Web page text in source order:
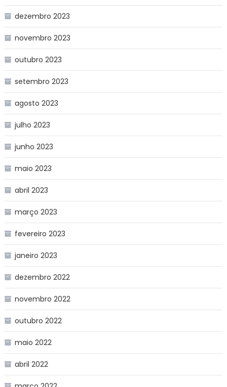
dezembro 2023
novembro 2023
outubro 2023
setembro 2023
agosto 2023
julho 2023
junho 2023
maio 2023
abril 2023
março 2023
fevereiro 2023
janeiro 2023
dezembro 2022
novembro 2022
outubro 2022
maio 2022
abril 2022